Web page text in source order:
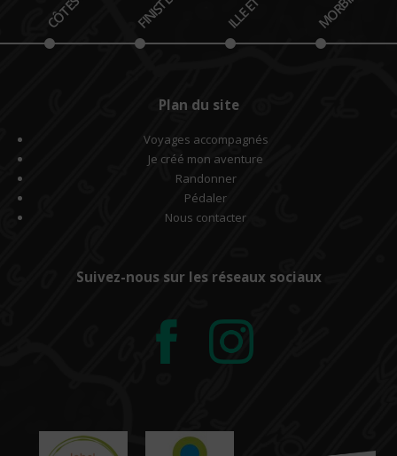
Plan du site
Voyages accompagnés
Je créé mon aventure
Randonner
Pédaler
Nous contacter
Suivez-nous sur les réseaux sociaux